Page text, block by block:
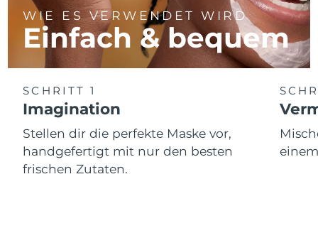
WIE ES VERWENDET WIRD
Einfach & bequem
SCHRITT 1
Imagination
Stellen dir die perfekte Maske vor,
handgefertigt mit nur den besten
frischen Zutaten.